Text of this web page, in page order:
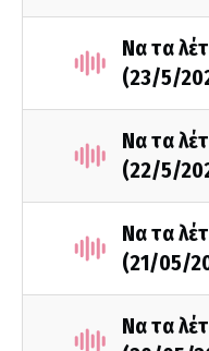
Να τα
(23/5/
Να τα
(22/5/
Να τα
(21/05/
Να τα